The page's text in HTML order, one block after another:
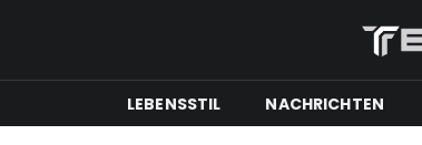
LEBENSSTIL NACHRICHTEN